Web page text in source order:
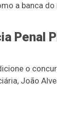
a banca do
Penal
o
João